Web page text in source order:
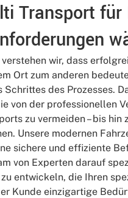
Transport für
wir, dass
Ort zum anderen
Schrittes des Prozesses.
von der professionellen
zu vermeiden – bis
Unsere modernen
sichere und effiziente
von Experten darauf
entwickeln, die Ihren
Kunde einzigartige